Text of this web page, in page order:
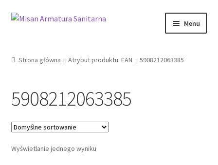
Przejdź
Przejdź
Menu
Kontakt
Informacje prawne
Strona główna Atrybut produktu: EAN 5908212063385
5908212063385
Wyświetlanie jednego wyniku